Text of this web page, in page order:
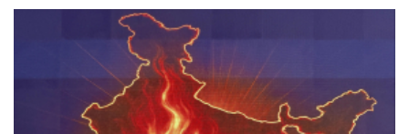
力與高垂直整合等「三高」優勢，攜手太思進軍這塊全球最大14億